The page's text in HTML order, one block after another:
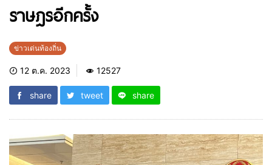
ราษฎรอีกครั้ง
ข่าวเด่นท้องถิ่น
12 ต.ค. 2023 12527
share tweet share